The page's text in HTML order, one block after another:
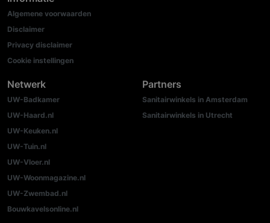
Algemene voorwaarden
Disclaimer
Privacy disclaimer
Cookie instellingen
Netwerk
UW-Badkamer
UW-Haard.nl
UW-Keuken.nl
UW-Tuin.nl
UW-Vloer.nl
UW-Woonmagazine.nl
UW-Zwembad.nl
Bouwkavelsonline.nl
Partners
Sanitairwinkels in Amsterdam
Sanitairwinkels in Utrecht